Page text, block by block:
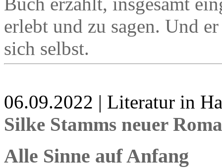
erlebt und zu sagen. Und
sich selbst.
06.09.2022 | Literatur in
Silke Stamms neuer
Alle Sinne auf Anfang